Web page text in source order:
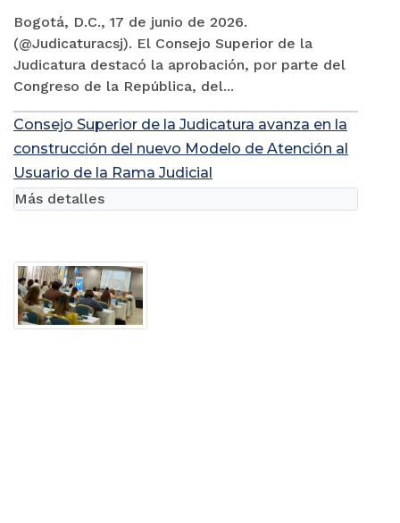
Bogotá, D.C., 17 de junio de 2026.
(@Judicaturacsj). El Consejo Superior de la
Judicatura destacó la aprobación, por parte del
Congreso de la República, del...
Consejo Superior de la Judicatura avanza en la
construcción del nuevo Modelo de Atención al
Usuario de la Rama Judicial
Más detalles